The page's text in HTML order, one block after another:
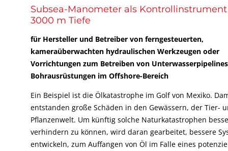
Subsea-Manometer als
3000 m Tiefe
für Hersteller und Betreiber von ferngesteuerten,
kameraüberwachten hydraulischen Werkzeugen oder
Vorrichtungen zum Betreiben von
Bohrausrüstungen im Offshore-Bereich
Ein Beispiel ist die Ölkatastrophe im Golf von Mexiko.
entstanden große Schäden in den Gewässern, der Tier-
Pflanzenwelt. Um künftig solche Naturkatastrophen
verhindern zu können, wird daran gearbeitet, bessere
entwickeln, zum Auffangen von Öl im Falle eines